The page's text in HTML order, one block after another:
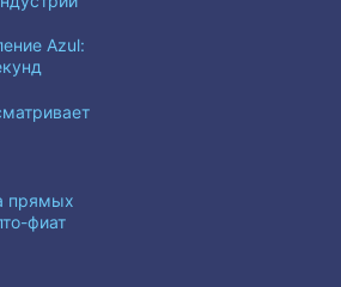
Azul:
прямых
фиат